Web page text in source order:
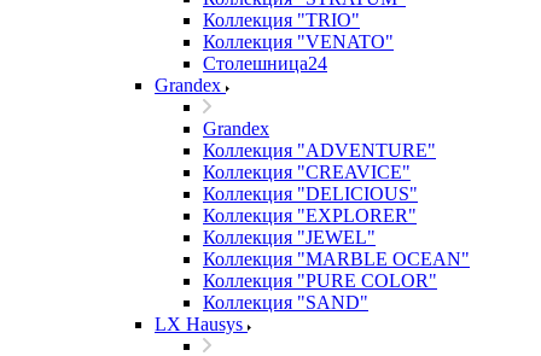
Коллекция "TRIO"
Коллекция "VENATO"
Столешница24
Grandex
Grandex
Коллекция "ADVENTURE"
Коллекция "CREAVICE"
Коллекция "DELICIOUS"
Коллекция "EXPLORER"
Коллекция "JEWEL"
Коллекция "MARBLE OCEAN"
Коллекция "PURE COLOR"
Коллекция "SAND"
LX Hausys